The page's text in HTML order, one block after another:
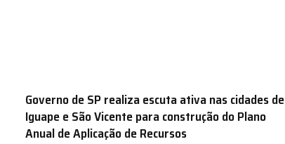
Governo de SP realiza escuta ativa nas cidades de
Iguape e São Vicente para construção do Plano
Anual de Aplicação de Recursos